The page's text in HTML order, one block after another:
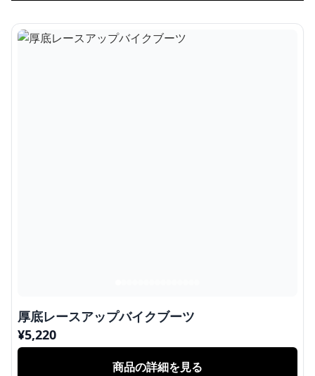
厚底レースアップバイクブーツ
¥5,220
商品の詳細を見る